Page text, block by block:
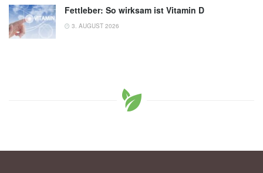
Fettleber: So wirksam ist Vitamin D
3. AUGUST 2026